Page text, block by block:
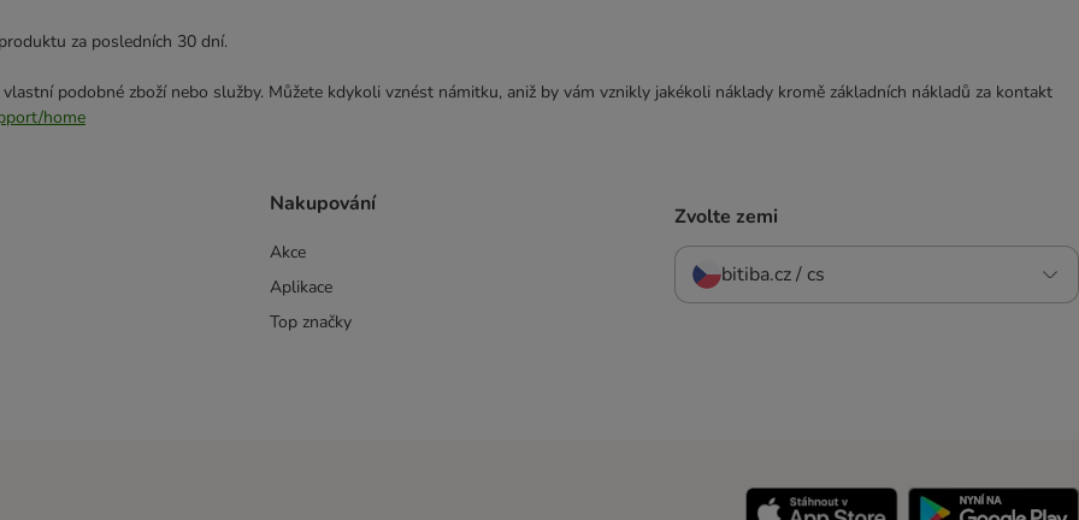
za posledních 30 dní.
podobné zboží nebo služby. Můžete kdykoli vznést námitku, aniž by vám vznikly jakékoli náklady kromě základních nákladů za kontakt
home
Nakupování
Akce
Aplikace
Top značky
Zvolte zemi
bitiba.cz / cs